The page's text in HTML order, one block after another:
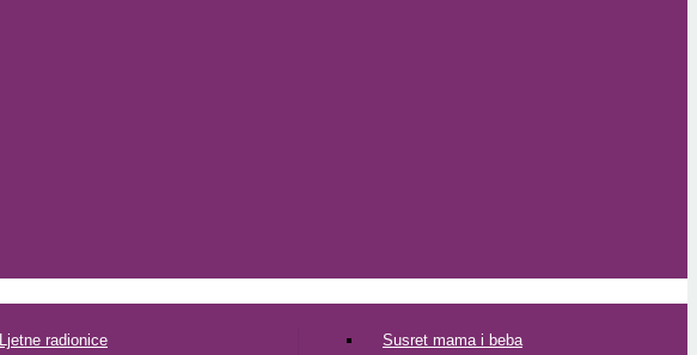
Ljetne radionice
Susret mama i beba